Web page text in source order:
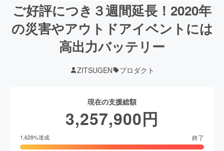
ご好評につき３週間延長！2020年
の災害やアウトドアイベントには
高出力バッテリー
ZITSUGEN プロダクト
現在の支援総額
3,257,900円
1,628%達成 終了